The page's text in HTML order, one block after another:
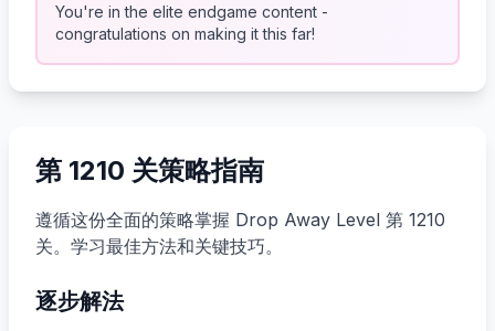
You're in the elite endgame content -
congratulations on making it this far!
第 1210 关策略指南
遵循这份全面的策略掌握 Drop Away Level 第 1210
关。学习最佳方法和关键技巧。
逐步解法